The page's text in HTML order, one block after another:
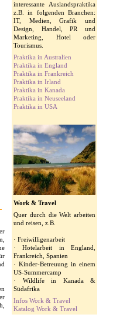
interessante Auslandspraktika
z.B. in folgenden Branchen:
IT, Medien, Grafik und
Design, Handel, PR und
Marketing, Hotel oder
Tourismus.
Praktika in Australien
Praktika in England
Praktika in Frankreich
Praktika in Irland
Praktika in Kanada
Praktika in Neuseeland
Praktika in USA
Work & Travel
Quer durch die Welt arbeiten
und reisen, z.B.
· Freiwilligenarbeit
· Hotelarbeit in England,
Frankreich, Spanien
· Kinder-Betreuung in einem
US-Summercamp
· Wildlife in Kanada &
Südafrika
Infos Work & Travel
Katalog Work & Travel